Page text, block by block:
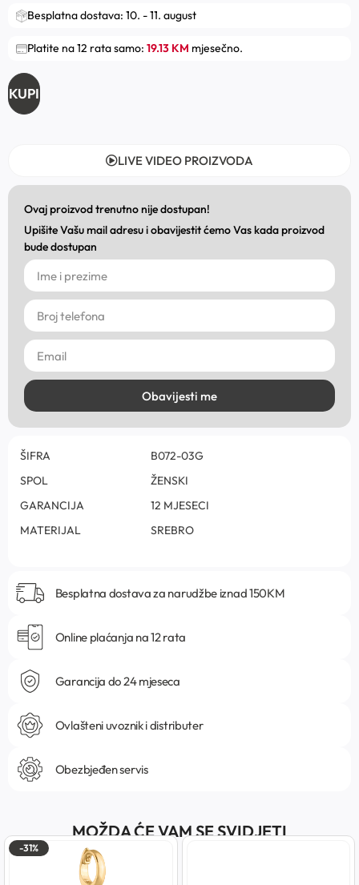
Besplatna dostava: 10. - 11. august
Platite na 12 rata samo: 19.13 KM mjesečno.
KUPI
LIVE VIDEO PROIZVODA
Ovaj proizvod trenutno nije dostupan!
Upišite Vašu mail adresu i obavijestit ćemo Vas kada proizvod
bude dostupan
Obavijesti me
ŠIFRA
B072-03G
SPOL
ŽENSKI
GARANCIJA
12 MJESECI
MATERIJAL
SREBRO
Besplatna dostava za narudžbe iznad 150KM
Online plaćanja na 12 rata
Garancija do 24 mjeseca
Ovlašteni uvoznik i distributer
Obezbjeđen servis
MOŽDA ĆE VAM SE SVIDJETI
-31%